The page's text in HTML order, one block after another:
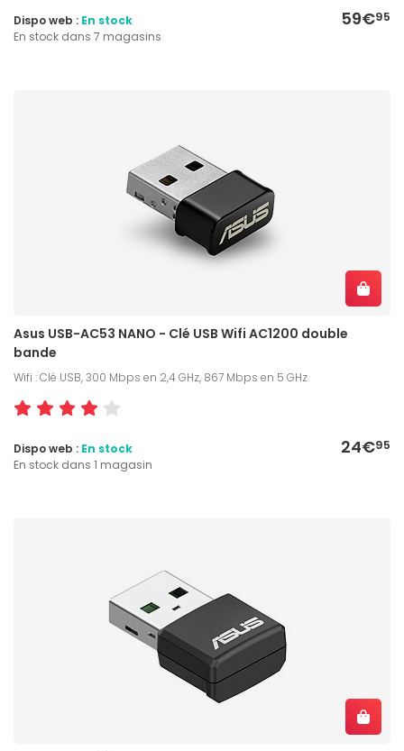
59€95
Dispo web : En stock
En stock dans 7 magasins
Asus USB-AC53 NANO - Clé USB Wifi AC1200 double
bande
Wifi : Clé USB, 300 Mbps en 2,4 GHz, 867 Mbps en 5 GHz
24€95
Dispo web : En stock
En stock dans 1 magasin